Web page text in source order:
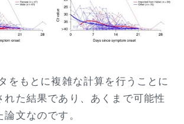
をもとに複雑な計算を行うことに
れた結果であり、あくまで可能性
文なのです。